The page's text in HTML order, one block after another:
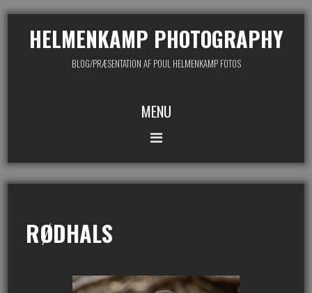
HELMENKAMP PHOTOGRAPHY
BLOG/PRÆSENTATION AF POUL HELMENKAMP FOTOS
MENU
RØDHALS